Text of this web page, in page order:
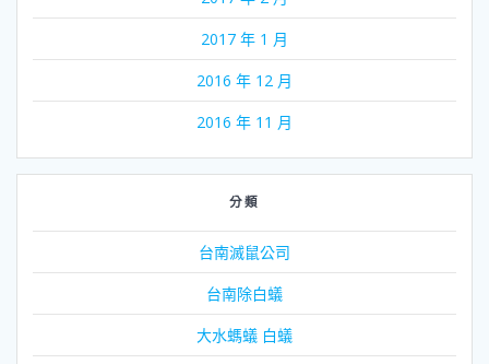
2017 年 1 月
2016 年 12 月
2016 年 11 月
分類
台南滅鼠公司
台南除白蟻
大水螞蟻 白蟻